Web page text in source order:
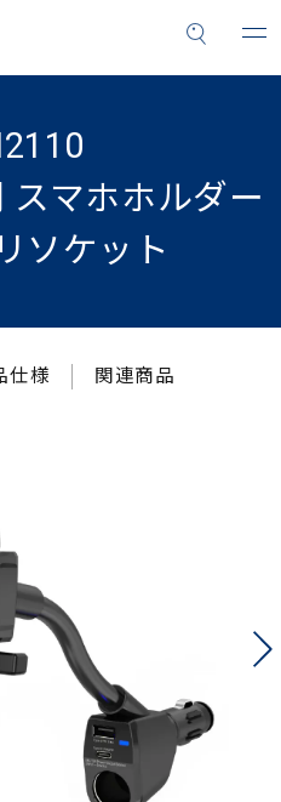
スマホホルダー
ソケット
仕様 関連商品